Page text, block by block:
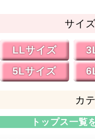
サイ
LLサイズ
5Lサイズ
カ
トップス一覧